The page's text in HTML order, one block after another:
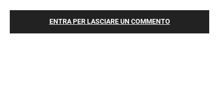
ENTRA PER LASCIARE UN COMMENTO